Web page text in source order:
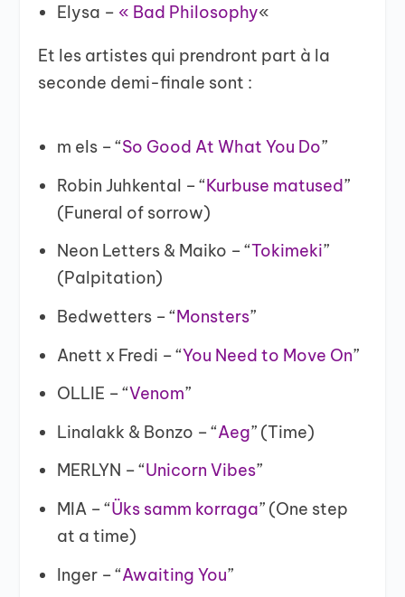
Elysa – « Bad Philosophy«
Et les artistes qui prendront part à la
seconde demi-finale sont :
m els – “So Good At What You Do”
Robin Juhkental – “Kurbuse matused”
(Funeral of sorrow)
Neon Letters & Maiko – “Tokimeki”
(Palpitation)
Bedwetters – “Monsters”
Anett x Fredi – “You Need to Move On”
OLLIE – “Venom”
Linalakk & Bonzo – “Aeg” (Time)
MERLYN – “Unicorn Vibes”
MIA – “Üks samm korraga” (One step
at a time)
Inger – “Awaiting You”